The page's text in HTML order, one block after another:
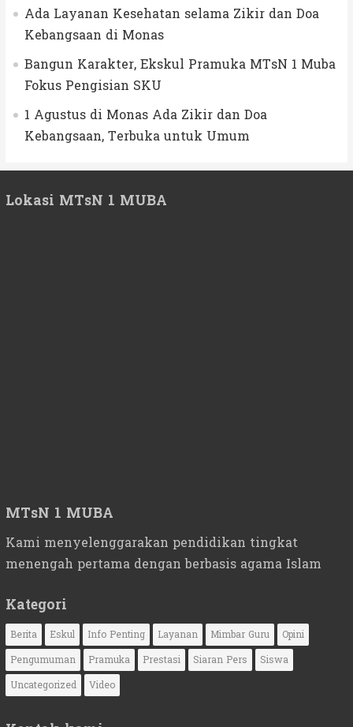
Ada Layanan Kesehatan selama Zikir dan Doa
Kebangsaan di Monas
Bangun Karakter, Ekskul Pramuka MTsN 1 Muba
Fokus Pengisian SKU
1 Agustus di Monas Ada Zikir dan Doa
Kebangsaan, Terbuka untuk Umum
Lokasi MTsN 1 MUBA
MTsN 1 MUBA
Kami menyelenggarakan pendidikan tingkat
menengah pertama dengan berbasis agama Islam
Kategori
Berita Eskul Info Penting Layanan Mimbar Guru
Opini
Pengumuman
Pramuka Prestasi Siaran Pers
Siswa
Uncategorized
Video